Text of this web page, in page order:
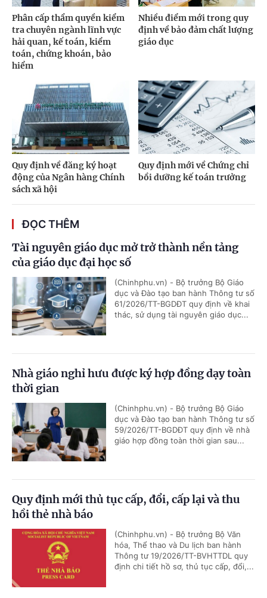
Phân cấp thẩm quyền kiểm
tra chuyên ngành lĩnh vực
hải quan, kế toán, kiểm
toán, chứng khoán, bảo
hiểm
Nhiều điểm mới trong quy
định về bảo đảm chất lượng
giáo dục
Quy định về đăng ký hoạt
động của Ngân hàng Chính
sách xã hội
Quy định mới về Chứng chỉ
bồi dưỡng kế toán trưởng
ĐỌC THÊM
Tài nguyên giáo dục mở trở thành nền tảng
của giáo dục đại học số
(Chinhphu.vn) - Bộ trưởng Bộ Giáo
dục và Đào tạo ban hành Thông tư số
61/2026/TT-BGDĐT quy định về khai
thác, sử dụng tài nguyên giáo dục...
Nhà giáo nghỉ hưu được ký hợp đồng dạy toàn
thời gian
(Chinhphu.vn) - Bộ trưởng Bộ Giáo
dục và Đào tạo ban hành Thông tư số
59/2026/TT-BGDĐT quy định về nhà
giáo hợp đồng toàn thời gian sau...
Quy định mới thủ tục cấp, đổi, cấp lại và thu
hồi thẻ nhà báo
(Chinhphu.vn) - Bộ trưởng Bộ Văn
hóa, Thể thao và Du lịch ban hành
Thông tư 19/2026/TT-BVHTTDL quy
định chi tiết hồ sơ, thủ tục cấp, đổi,...